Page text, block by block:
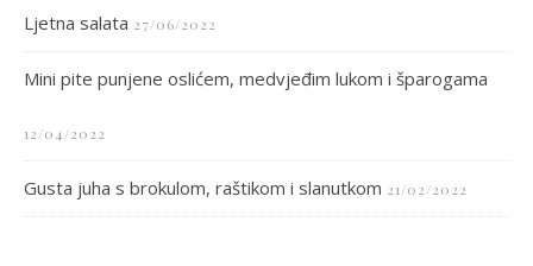
Ljetna salata 27/06/2022
Mini pite punjene oslićem, medvjeđim lukom i šparogama
12/04/2022
Gusta juha s brokulom, raštikom i slanutkom 21/02/2022